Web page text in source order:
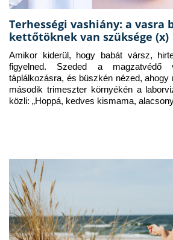
Terhességi vashiány: a vasra
kettőtöknek van szüksége (x)
Amikor kiderül, hogy babát vársz,
figyelned. Szeded a magzatvédő
táplálkozásra, és büszkén nézed, ahogy
második trimeszter környékén a
közli: „Hoppá, kedves kismama,